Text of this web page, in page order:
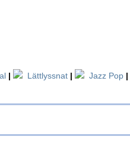
| Lättlyssnat | Jazz Pop |